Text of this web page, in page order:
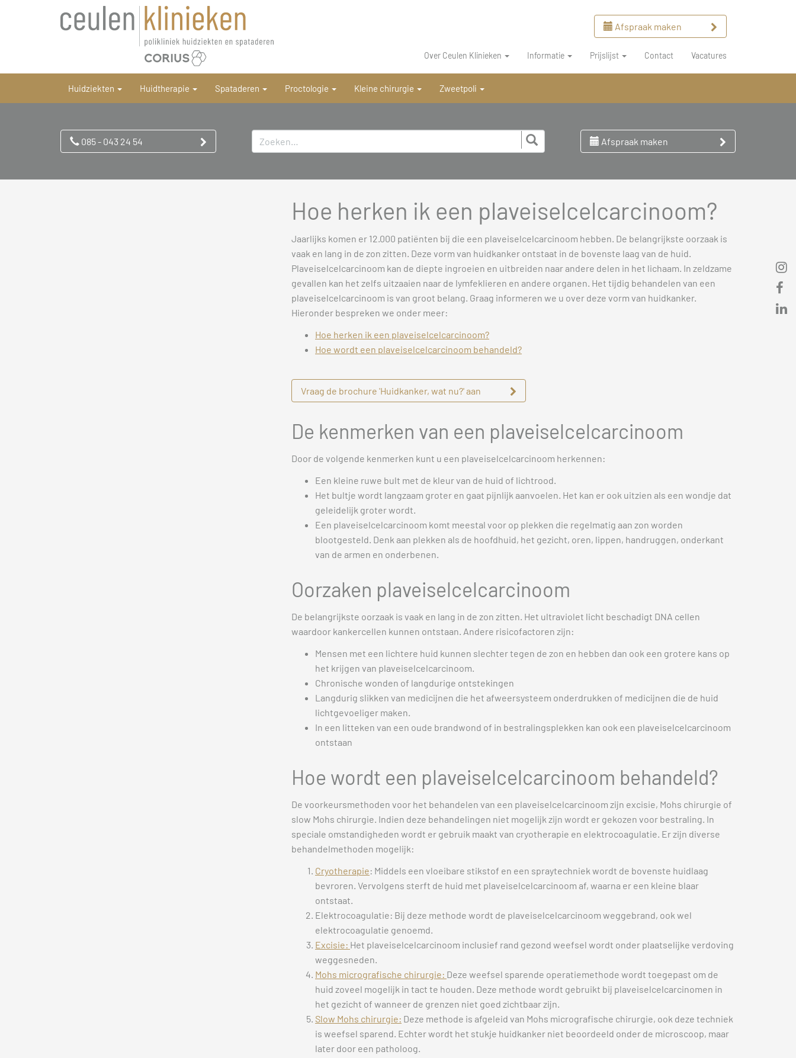
Afspraak maken
Over Ceulen Klinieken Informatie Prijslijst Contact Vacatures
Huidziekten Huidtherapie Spataderen Proctologie Kleine chirurgie Zweetpoli
085 - 043 24 54 Afspraak maken
Hoe herken ik een plaveiselcelcarcinoom?
Jaarlijks komen er 12.000 patiënten bij die een plaveiselcelcarcinoom hebben. De belangrijkste oorzaak is
vaak en lang in de zon zitten. Deze vorm van huidkanker ontstaat in de bovenste laag van de huid.
Plaveiselcelcarcinoom kan de diepte ingroeien en uitbreiden naar andere delen in het lichaam. In zeldzame
gevallen kan het zelfs uitzaaien naar de lymfeklieren en andere organen. Het tijdig behandelen van een
plaveiselcelcarcinoom is van groot belang. Graag informeren we u over deze vorm van huidkanker.
Hieronder bespreken we onder meer:
Hoe herken ik een plaveiselcelcarcinoom?
Hoe wordt een plaveiselcelcarcinoom behandeld?
Vraag de brochure 'Huidkanker, wat nu?' aan
De kenmerken van een plaveiselcelcarcinoom
Door de volgende kenmerken kunt u een plaveiselcelcarcinoom herkennen:
Een kleine ruwe bult met de kleur van de huid of lichtrood.
Het bultje wordt langzaam groter en gaat pijnlijk aanvoelen. Het kan er ook uitzien als een wondje dat
geleidelijk groter wordt.
Een plaveiselcelcarcinoom komt meestal voor op plekken die regelmatig aan zon worden
blootgesteld. Denk aan plekken als de hoofdhuid, het gezicht, oren, lippen, handruggen, onderkant
van de armen en onderbenen.
Oorzaken plaveiselcelcarcinoom
De belangrijkste oorzaak is vaak en lang in de zon zitten. Het ultraviolet licht beschadigt DNA cellen
waardoor kankercellen kunnen ontstaan. Andere risicofactoren zijn:
Mensen met een lichtere huid kunnen slechter tegen de zon en hebben dan ook een grotere kans op
het krijgen van plaveiselcelcarcinoom.
Chronische wonden of langdurige ontstekingen
Langdurig slikken van medicijnen die het afweersysteem onderdrukken of medicijnen die de huid
lichtgevoeliger maken.
In een litteken van een oude brandwond of in bestralingsplekken kan ook een plaveiselcelcarcinoom
ontstaan
Hoe wordt een plaveiselcelcarcinoom behandeld?
De voorkeursmethoden voor het behandelen van een plaveiselcelcarcinoom zijn excisie, Mohs chirurgie of
slow Mohs chirurgie. Indien deze behandelingen niet mogelijk zijn wordt er gekozen voor bestraling. In
speciale omstandigheden wordt er gebruik maakt van cryotherapie en elektrocoagulatie. Er zijn diverse
behandelmethoden mogelijk:
Cryotherapie: Middels een vloeibare stikstof en een spraytechniek wordt de bovenste huidlaag
bevroren. Vervolgens sterft de huid met plaveiselcelcarcinoom af, waarna er een kleine blaar
ontstaat.
Elektrocoagulatie: Bij deze methode wordt de plaveiselcelcarcinoom weggebrand, ook wel
elektrocoagulatie genoemd.
Excisie: Het plaveiselcelcarcinoom inclusief rand gezond weefsel wordt onder plaatselijke verdoving
weggesneden.
Mohs micrografische chirurgie: Deze weefsel sparende operatiemethode wordt toegepast om de
huid zoveel mogelijk in tact te houden. Deze methode wordt gebruikt bij plaveiselcelcarcinomen in
het gezicht of wanneer de grenzen niet goed zichtbaar zijn.
Slow Mohs chirurgie: Deze methode is afgeleid van Mohs micrografische chirurgie, ook deze techniek
is weefsel sparend. Echter wordt het stukje huidkanker niet beoordeeld onder de microscoop, maar
later door een patholoog.